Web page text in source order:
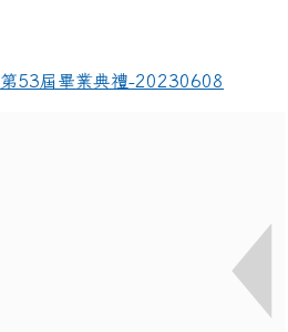
第53屆畢業典禮-20230608